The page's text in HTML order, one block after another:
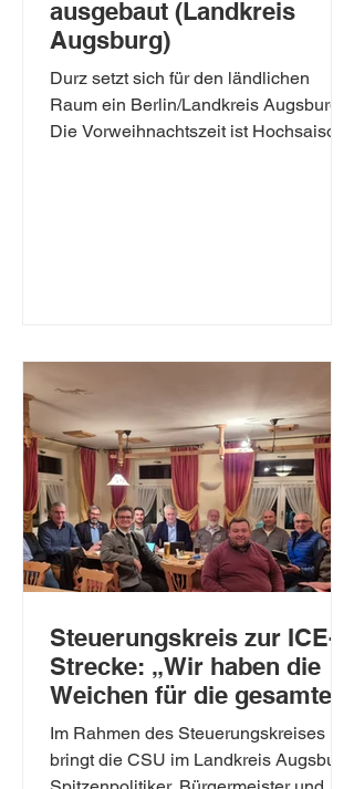
ausgebaut (Landkreis
Augsburg)
Durz setzt sich für den ländlichen
Raum ein Berlin/Landkreis Augsburg.
Die Vorweihnachtszeit ist Hochsaison
Steuerungskreis zur ICE-
Strecke: „Wir haben die
Weichen für die gesamte
Region richtig gestellt“
Im Rahmen des Steuerungskreises
bringt die CSU im Landkreis Augsburg